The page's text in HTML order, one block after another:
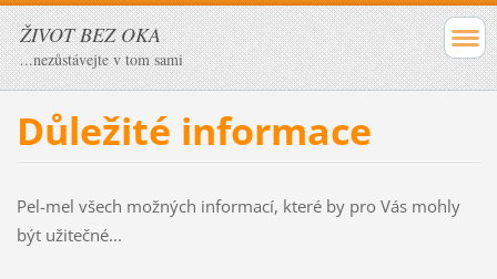
ŽIVOT BEZ OKA
...nezůstávejte v tom sami
Důležité informace
Pel-mel všech možných informací, které by pro Vás mohly
být užitečné...